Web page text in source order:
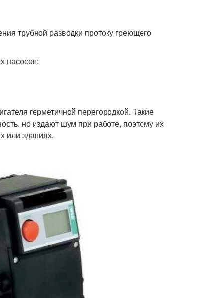
трубной разводки протоку греющего
насосов:
герметичной перегородкой. Такие
но издают шум при работе, поэтому их
или зданиях.